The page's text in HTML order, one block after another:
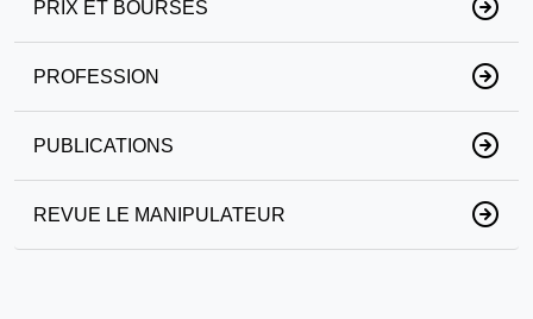
PRIX ET BOURSES
PROFESSION
PUBLICATIONS
REVUE LE MANIPULATEUR